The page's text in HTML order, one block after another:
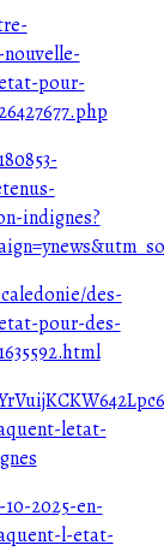
pour-
indignes?
des-
pour-des-
letat-
2025-en-
l-etat-